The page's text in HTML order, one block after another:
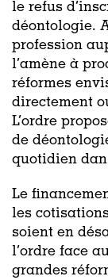
le refus
déontologie.
profession
l’amène à
réformes
directement
L’ordre
de
quotidien
Le
les
soient en
l’ordre face
grandes